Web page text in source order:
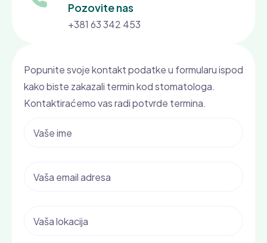
Pozovite nas
+381 63 342 453
Popunite svoje kontakt podatke u formularu ispod
kako biste zakazali termin kod stomatologa.
Kontaktiraćemo vas radi potvrde termina.